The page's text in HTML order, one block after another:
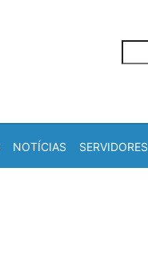
NOTÍCIAS SERVIDORES